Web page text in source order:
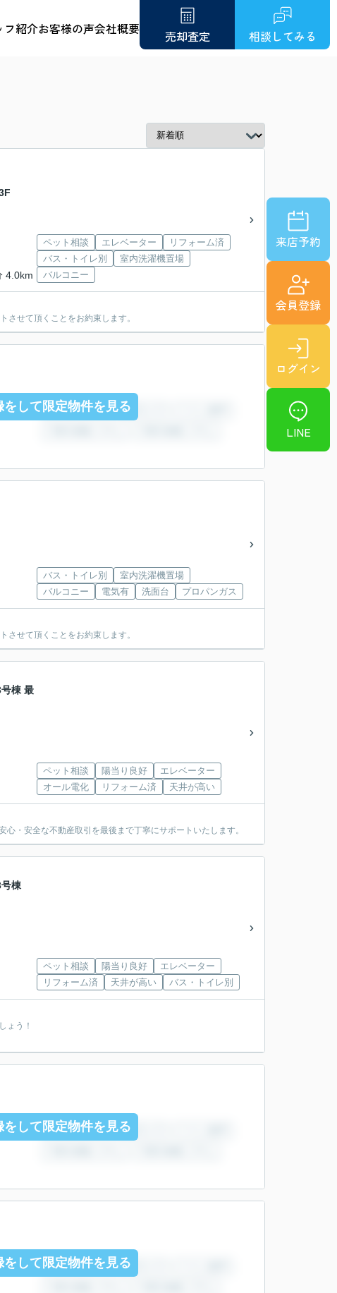
フ紹介お客様の声会社概要 売却査定 相談してみる
来店予約
会員登録
ログイン
LINE
4.0km
ペット相談 エレベーター
リフォーム済
バス・トイレ別
室内洗濯機置場
バルコニー
させて頂くことをお約束します。
をして限定物件を見る
バス・トイレ別
室内洗濯機置場
バルコニー
電気有 洗面台 プロパンガス
させて頂くことをお約束します。
棟 最
ペット相談 陽当り良好
エレベーター
オール電化
リフォーム済 天井が高い
・安全な不動産取引を最後まで丁寧にサポートいたします。
棟
ペット相談 陽当り良好
エレベーター
リフォーム済
天井が高い バス・トイレ別
ょう！
をして限定物件を見る
をして限定物件を見る